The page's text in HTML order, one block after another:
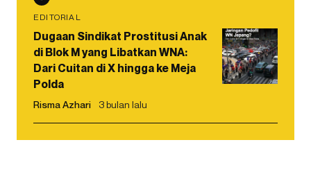
EDITORIAL
Dugaan Sindikat Prostitusi Anak
di Blok M yang Libatkan WNA:
Dari Cuitan di X hingga ke Meja
Polda
Risma Azhari 3 bulan lalu